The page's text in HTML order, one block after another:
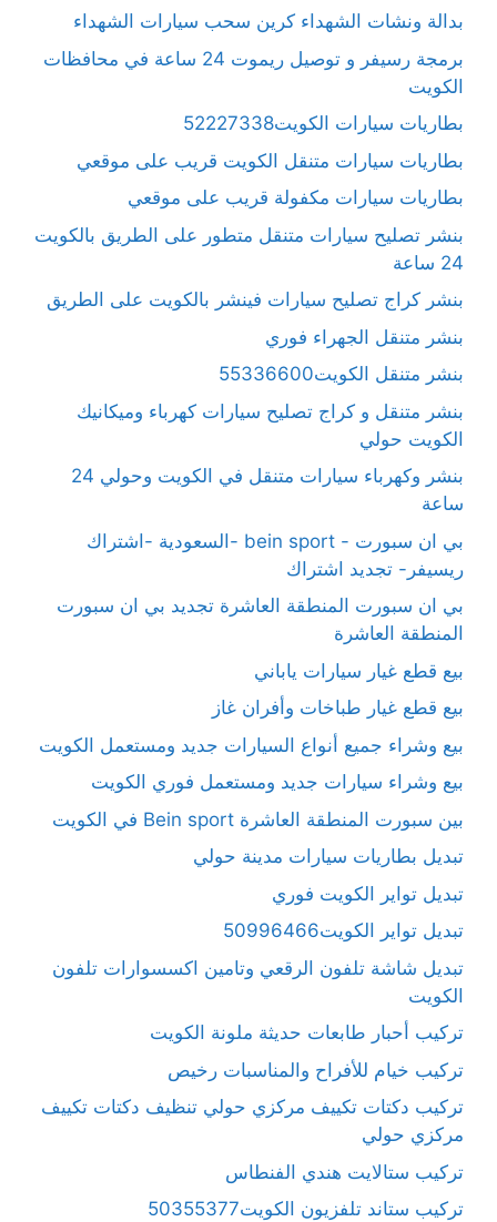
بدالة ونشات الشهداء كرين سحب سيارات الشهداء
برمجة رسيفر و توصيل ريموت 24 ساعة في محافظات
الكويت
بطاريات سيارات الكويت52227338
بطاريات سيارات متنقل الكويت قريب على موقعي
بطاريات سيارات مكفولة قريب على موقعي
بنشر تصليح سيارات متنقل متطور على الطريق بالكويت
24 ساعة
بنشر كراج تصليح سيارات فينشر بالكويت على الطريق
بنشر متنقل الجهراء فوري
بنشر متنقل الكويت55336600
بنشر متنقل و كراج تصليح سيارات كهرباء وميكانيك
الكويت حولي
بنشر وكهرباء سيارات متنقل في الكويت وحولي 24
ساعة
بي ان سبورت - bein sport -السعودية -اشتراك
ريسيفر- تجديد اشتراك
بي ان سبورت المنطقة العاشرة تجديد بي ان سبورت
المنطقة العاشرة
بيع قطع غيار سيارات ياباني
بيع قطع غيار طباخات وأفران غاز
بيع وشراء جميع أنواع السيارات جديد ومستعمل الكويت
بيع وشراء سيارات جديد ومستعمل فوري الكويت
بين سبورت المنطقة العاشرة Bein sport في الكويت
تبديل بطاريات سيارات مدينة حولي
تبديل تواير الكويت فوري
تبديل تواير الكويت50996466
تبديل شاشة تلفون الرقعي وتامين اكسسوارات تلفون
الكويت
تركيب أحبار طابعات حديثة ملونة الكويت
تركيب خيام للأفراح والمناسبات رخيص
تركيب دكتات تكييف مركزي حولي تنظيف دكتات تكييف
مركزي حولي
تركيب ستالايت هندي الفنطاس
تركيب ستاند تلفزيون الكويت50355377